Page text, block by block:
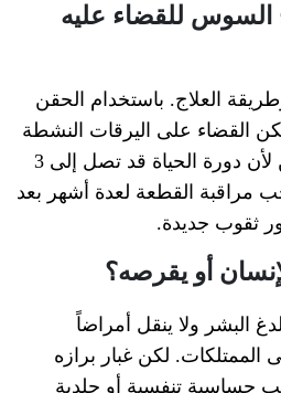
السوس للقضاء عليه
العلاج. باستخدام الحقن
القضاء على اليرقات النشطة
في غضون أسبوعين. لكن لأن دورة الحياة قد تصل إلى 3
القطعة لعدة أشهر بعد
ثقوب جديدة.
أو يقرصه؟
البشر ولا ينقل أمراضاً
لكن غبار برازه
حساسية تنفسية أو جلدية